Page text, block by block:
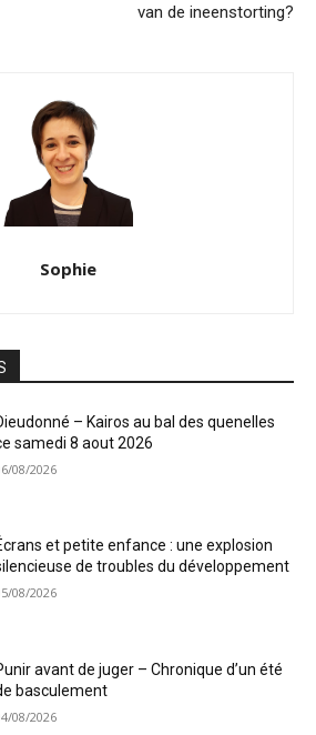
van de ineenstorting?
Sophie
– Kairos au bal des quenelles
samedi 8 aout 2026
08/2026
et petite enfance : une explosion
de troubles du développement
08/2026
avant de juger – Chronique d’un été
basculement
08/2026